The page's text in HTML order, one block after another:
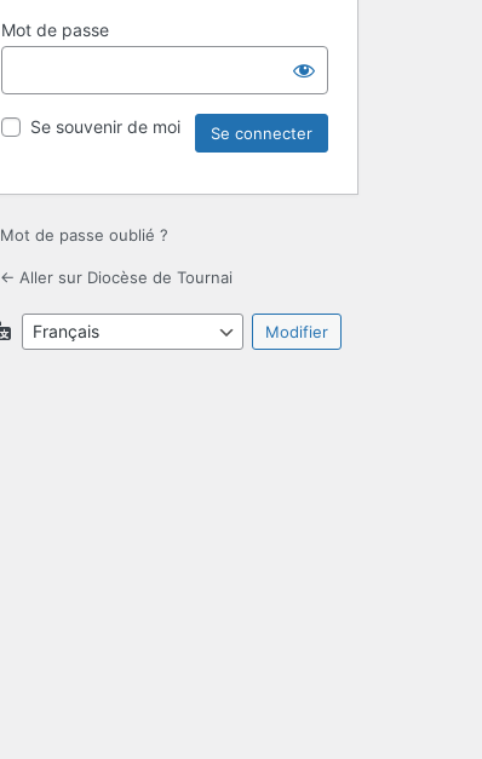
Mot de passe
Se souvenir de moi
Mot de passe oublié ?
← Aller sur Diocèse de Tournai
Langue